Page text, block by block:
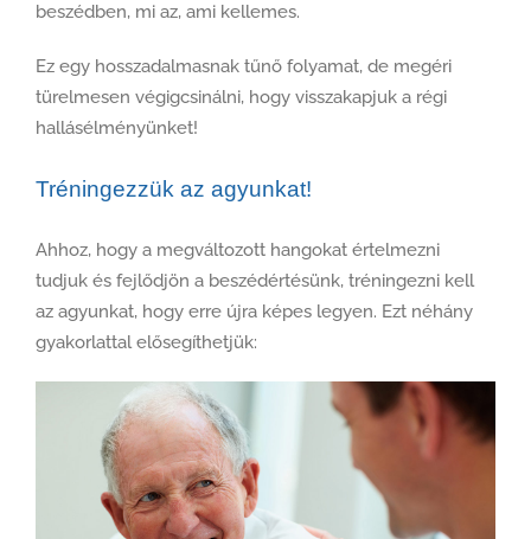
beszédben, mi az, ami kellemes.
Ez egy hosszadalmasnak tűnő folyamat, de megéri
türelmesen végigcsinálni, hogy visszakapjuk a régi
hallásélményünket!
Tréningezzük az agyunkat!
Ahhoz, hogy a megváltozott hangokat értelmezni
tudjuk és fejlődjön a beszédértésünk, tréningezni kell
az agyunkat, hogy erre újra képes legyen. Ezt néhány
gyakorlattal elősegíthetjük: